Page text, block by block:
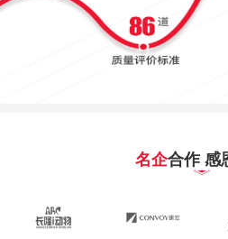
名企合作 感